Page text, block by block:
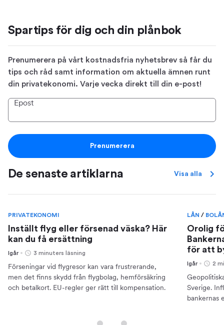
Spartips för dig och din plånbok
Prenumerera på vårt kostnadsfria nyhetsbrev så får du
tips och råd samt information om aktuella ämnen runt
din privatekonomi. Varje vecka direkt till din e-post!
Epost
Prenumerera
De senaste artiklarna Visa alla
PRIVATEKONOMI
Inställt flyg eller försenad väska? Här
kan du få ersättning
Igår 3 minuters läsning
Förseningar vid flygresor kan vara frustrerande,
men det finns skydd från flygbolag, hemförsäkring
och betalkort. EU-regler ger rätt till kompensation.
LÅN/
Orolig
för att
Igår 2
Sverige.
bankernas